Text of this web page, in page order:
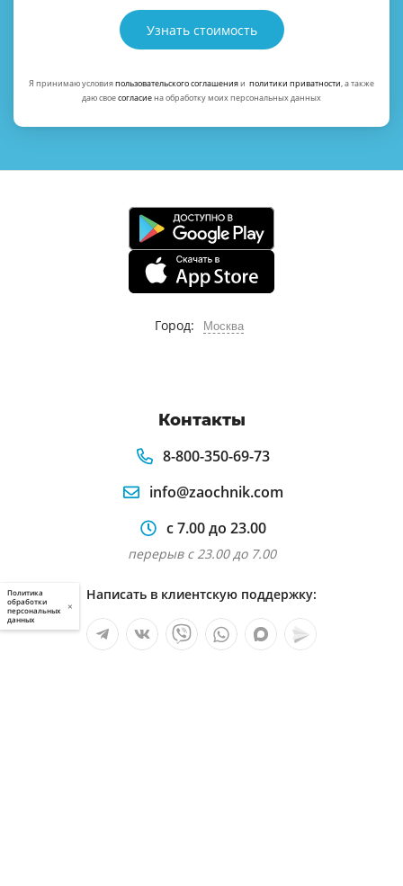
Узнать стоимость
Я принимаю условияпользовательского соглашенияи политики приватности, а также
даю своесогласиена обработку моих персональных данных
Город: Москва
Контакты
8-800-350-69-73
info@zaochnik.com
с 7.00 до 23.00
перерыв с 23.00 до 7.00
Написать в клиентскую поддержку:
Политика
обработки
персональных
данных
×